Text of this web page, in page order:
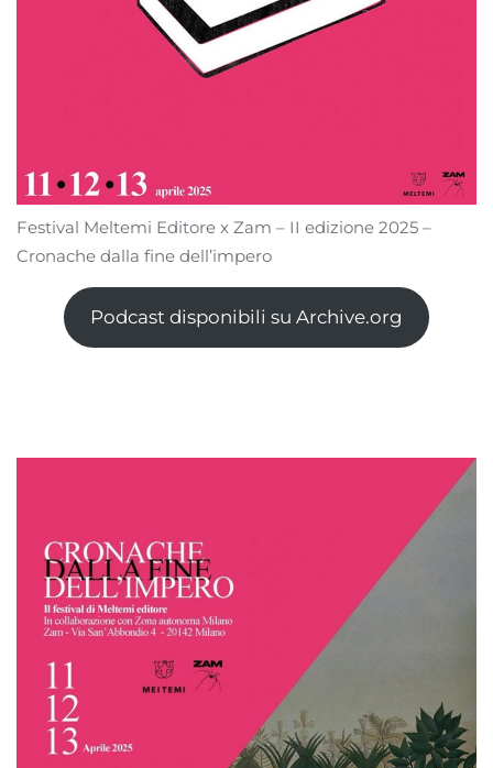
Festival Meltemi Editore x Zam – II edizione 2025 –
Cronache dalla fine dell’impero
Podcast disponibili su Archive.org